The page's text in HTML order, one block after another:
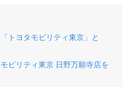
トヨタモビリティ東京」と
ビリティ東京 日野万願寺店を